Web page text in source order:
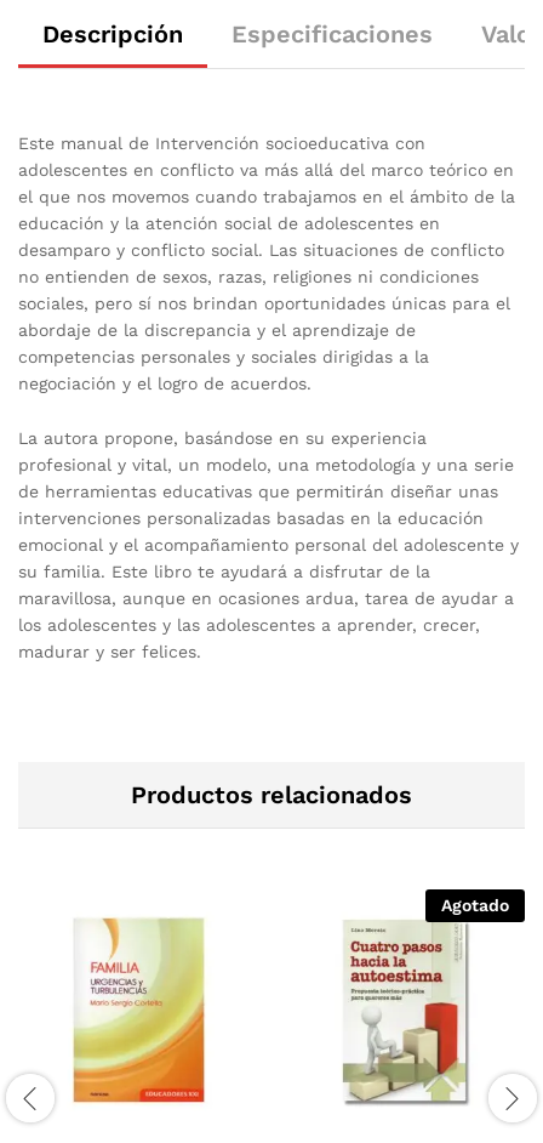
Descripción Especificaciones
Este manual de Intervención socioeducativa con
adolescentes en conflicto va más allá del marco teórico en
el que nos movemos cuando trabajamos en el ámbito de la
educación y la atención social de adolescentes en
desamparo y conflicto social. Las situaciones de conflicto
no entienden de sexos, razas, religiones ni condiciones
sociales, pero sí nos brindan oportunidades únicas para el
abordaje de la discrepancia y el aprendizaje de
competencias personales y sociales dirigidas a la
negociación y el logro de acuerdos.
La autora propone, basándose en su experiencia
profesional y vital, un modelo, una metodología y una serie
de herramientas educativas que permitirán diseñar unas
intervenciones personalizadas basadas en la educación
emocional y el acompañamiento personal del adolescente y
su familia. Este libro te ayudará a disfrutar de la
maravillosa, aunque en ocasiones ardua, tarea de ayudar a
los adolescentes y las adolescentes a aprender, crecer,
madurar y ser felices.
Productos relacionados
Agotado